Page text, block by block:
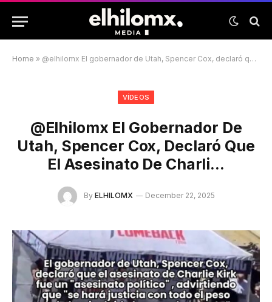
Home » @elhilomx El gobernador de Utah, Spencer Cox, declaró que el asesinato de Charli…
VÍDEOS
@elhilomx El Gobernador De
Utah, Spencer Cox, Declaró Que
El Asesinato De Charli…
By ELHILOMX December 22, 2025